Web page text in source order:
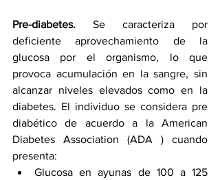
Pre-diabetes. Se caracteriza por
deficiente aprovechamiento de la
glucosa por el organismo, lo que
provoca acumulación en la sangre, sin
alcanzar niveles elevados como en la
diabetes. El individuo se considera pre
diabético de acuerdo a la American
Diabetes Association (ADA ) cuando
presenta:
Glucosa en ayunas de 100 a 125